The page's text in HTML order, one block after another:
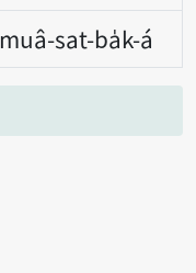
muâ-sat-ba̍k-á